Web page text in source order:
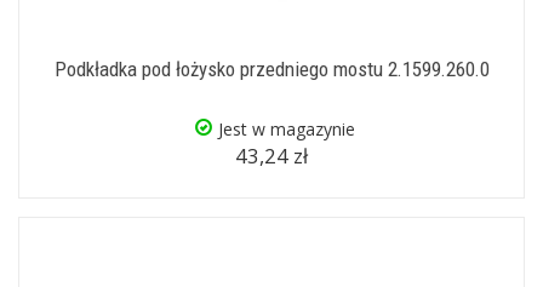
Podkładka pod łożysko przedniego mostu 2.1599.260.0
Jest w magazynie
43,24 zł